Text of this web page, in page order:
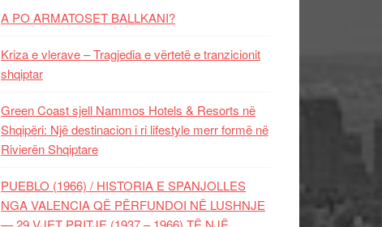
A PO ARMATOSET BALLKANI?
Kriza e vlerave – Tragjedia e vërtetë e tranzicionit
shqiptar
Green Coast sjell Nammos Hotels & Resorts në
Shqipëri: Një destinacion i ri lifestyle merr formë në
Rivierën Shqiptare
PUEBLO (1966) / HISTORIA E SPANJOLLES
NGA VALENCIA QË PËRFUNDOI NË LUSHNJE